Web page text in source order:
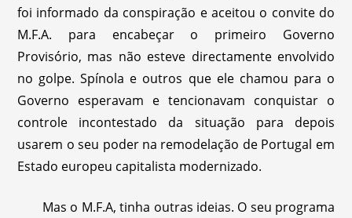
foi informado da conspiração e aceitou o convite do
M.F.A. para encabeçar o primeiro Governo
Provisório, mas não esteve directamente envolvido
no golpe. Spínola e outros que ele chamou para o
Governo esperavam e tencionavam conquistar o
controle incontestado da situação para depois
usarem o seu poder na remodelação de Portugal em
Estado europeu capitalista modernizado.
Mas o M.F.A, tinha outras ideias. O seu programa